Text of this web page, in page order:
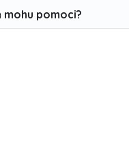
mohu pomoci?